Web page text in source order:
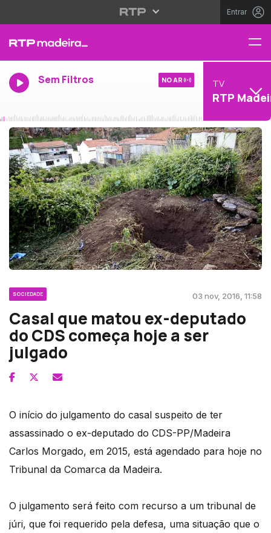
Entrar
Sem Filtros NO AR TV
RTP
SOCIEDADE 03 nov, 2016, 11:58
Casal que matou ex-deputado
do CDS começa hoje a ser
julgado
O início do julgamento do casal suspeito de ter
assassinado o ex-deputado do CDS-PP/Madeira
Carlos Morgado, em 2015, está agendado para hoje no
Tribunal da Comarca da Madeira.
O julgamento será feito com recurso a um tribunal de
júri, que foi requerido pela defesa, uma situação que o